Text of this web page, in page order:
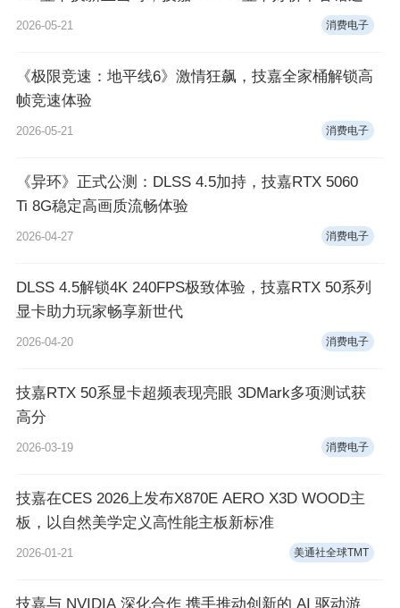
2026-05-21 消费电子
《极限竞速：地平线6》激情狂飙，技嘉全家桶解锁高
帧竞速体验
2026-05-21 消费电子
《异环》正式公测：DLSS 4.5加持，技嘉RTX 5060
Ti 8G稳定高画质流畅体验
2026-04-27 消费电子
DLSS 4.5解锁4K 240FPS极致体验，技嘉RTX 50系列
显卡助力玩家畅享新世代
2026-04-20 消费电子
技嘉RTX 50系显卡超频表现亮眼 3DMark多项测试获
高分
2026-03-19 消费电子
技嘉在CES 2026上发布X870E AERO X3D WOOD主
板，以自然美学定义高性能主板新标准
2026-01-21 美通社全球TMT
技嘉与 NVIDIA 深化合作 携手推动创新的 AI 驱动游